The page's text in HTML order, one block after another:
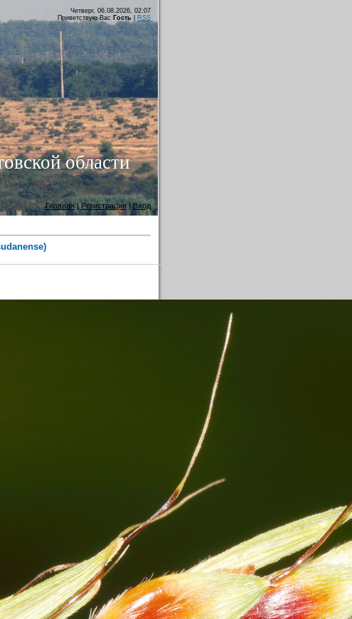
Четверг, 06.08.2026, 02:07
Приветствую Вас Гость RSS
области
Главная |Регистрация|Вход